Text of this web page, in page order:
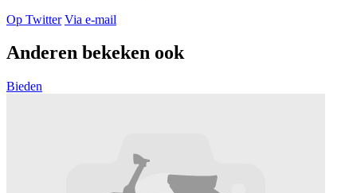
Op Twitter Via e-mail
Anderen bekeken ook
Bieden